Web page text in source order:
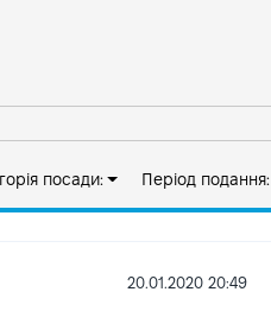
посади: Період подання:
20.01.2020 20:49